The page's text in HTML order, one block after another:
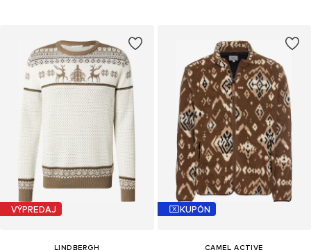
VÝPREDAJ
LINDBERGH
KUPÓN
CAMEL ACTIVE